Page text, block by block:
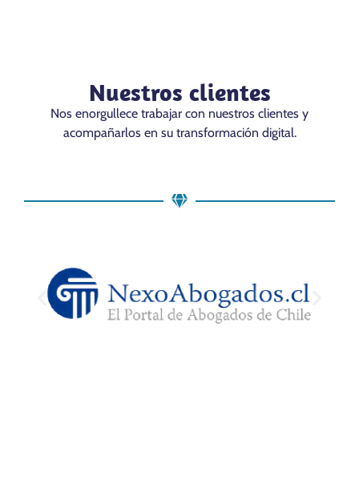
Nuestros clientes
Nos enorgullece trabajar con nuestros clientes y
acompañarlos en su transformación digital.